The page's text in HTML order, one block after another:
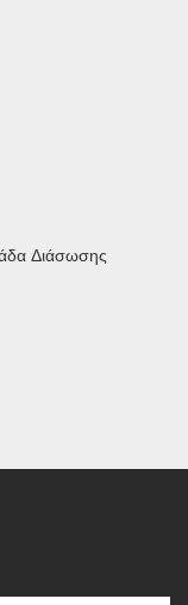
Διάσωσης